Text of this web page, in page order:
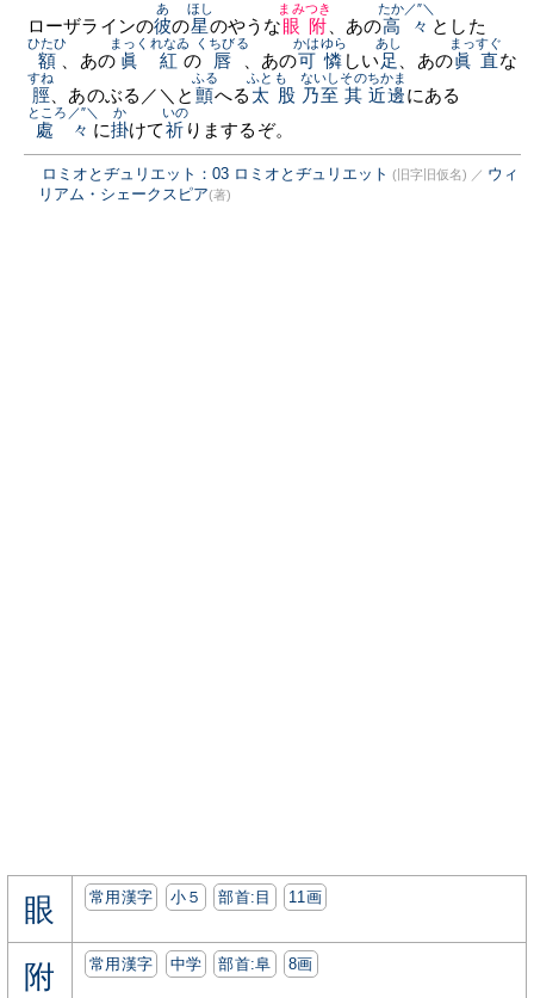
ローザラインの彼
あ
の星
ほし
のやうな眼附
まみつき
、あの高々
たか／″＼
とした
額
ひたひ
、あの 眞紅
まっくれなゐ
の 唇
くちびる
、あの可憐
かはゆら
しい 足
あし
、あの眞直
まっすぐ
な
脛
すね
、あのぶる／＼と 顫
ふる
へる 太股
ふともゝ
乃至
ないし
其
その
近邊
ちかま
にある
處々
ところ／″＼
に掛
か
けて祈
いの
りまするぞ。
ロミオとヂュリエット：03 ロミオとヂュリエット (旧字旧仮名) ／ ウィ
リアム・シェークスピア(著)
眼 常用漢字 小５ 部首:⽬ 11画
附 常用漢字 中学 部首:⾩ 8画